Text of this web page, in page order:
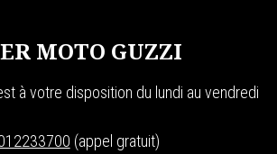
MOTO GUZZI
à votre disposition du lundi au vendredi
(appel gratuit)